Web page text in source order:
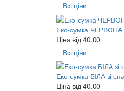
Всі ціни
Еко-сумка ЧЕРВОНА
Ціна від 40.00
Всі ціни
Еко-сумка БІЛА зі
Ціна від 40.00